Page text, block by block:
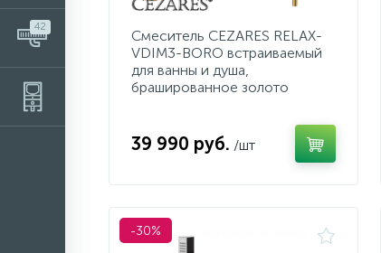
42
Смеситель CEZARES RELAX-
VDIM3-BORO встраиваемый
для ванны и душа,
брашированное золото
39 990 руб. /шт
-30%